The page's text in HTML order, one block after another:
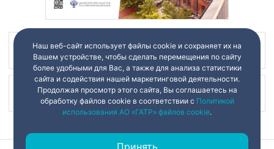
Наш канал в
Наш канал в
Наш веб-сайт использует файлы cookie и сохраняет их на
Вашем устройстве, чтобы сделать перемещения по сайту
более удобными для Вас, а также для анализа статистики
сайта и содействия нашей маркетинговой деятельности.
Продолжая просмотр этого сайта, Вы соглашаетесь на
обработку файлов cookie в соответствии с Политикой
использования АО «ГАТР» файлов cookie.